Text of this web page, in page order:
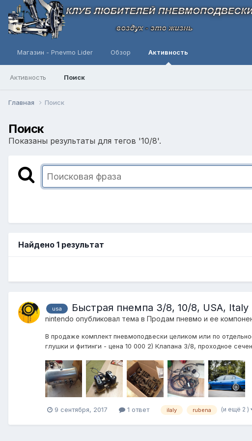
Магазин - Pnevmo Lider Обзор Активность
Активность Поиск
Главная Поиск
Поиск
Показаны результаты для тегов '10/8'.
Найдено 1 результат
usa Быстрая пнемпа 3/8, 10/8, USA, Italy
nintendo опубликовал тема в Продам пневмо и ее
В продаже комплект пневмоподвески целиком или по
глушки и фитинги - цена 10 000 2) Клапана 3/8, проходное
9 сентября, 2017 1 ответ ilaly rubena (и ещё 2 )